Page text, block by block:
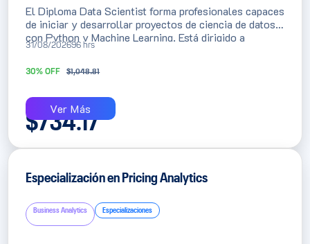
El Diploma Data Scientist forma profesionales capaces
de iniciar y desarrollar proyectos de ciencia de datos
con Python y Machine Learning. Está dirigido a
egresados de estadística, matemática e ingenierías
evolucionar hacia modelos predictivos y soluciones
31/08/202696 hrs
30% OFF $1,048.81
$734.17
Ver Más
Especialización en Pricing Analytics
Business Analytics Especializaciones